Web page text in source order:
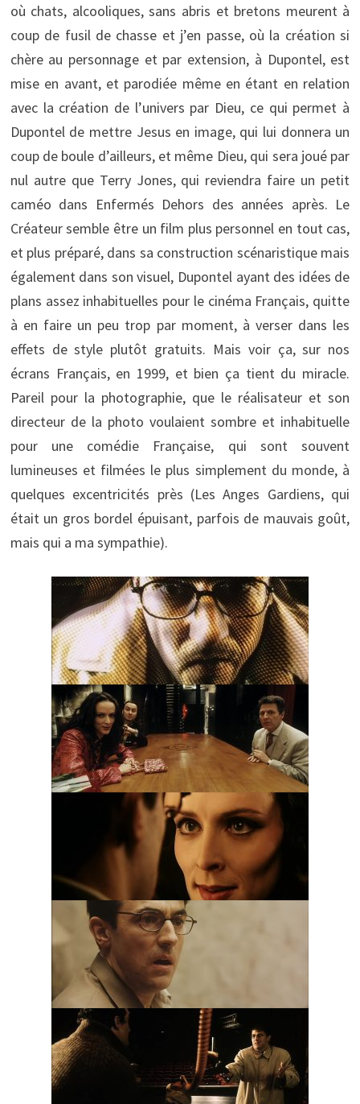
où chats, alcooliques, sans abris et bretons meurent à
coup de fusil de chasse et j’en passe, où la création si
chère au personnage et par extension, à Dupontel, est
mise en avant, et parodiée même en étant en relation
avec la création de l’univers par Dieu, ce qui permet à
Dupontel de mettre Jesus en image, qui lui donnera un
coup de boule d’ailleurs, et même Dieu, qui sera joué par
nul autre que Terry Jones, qui reviendra faire un petit
caméo dans Enfermés Dehors des années après. Le
Créateur semble être un film plus personnel en tout cas,
et plus préparé, dans sa construction scénaristique mais
également dans son visuel, Dupontel ayant des idées de
plans assez inhabituelles pour le cinéma Français, quitte
à en faire un peu trop par moment, à verser dans les
effets de style plutôt gratuits. Mais voir ça, sur nos
écrans Français, en 1999, et bien ça tient du miracle.
Pareil pour la photographie, que le réalisateur et son
directeur de la photo voulaient sombre et inhabituelle
pour une comédie Française, qui sont souvent
lumineuses et filmées le plus simplement du monde, à
quelques excentricités près (Les Anges Gardiens, qui
était un gros bordel épuisant, parfois de mauvais goût,
mais qui a ma sympathie).